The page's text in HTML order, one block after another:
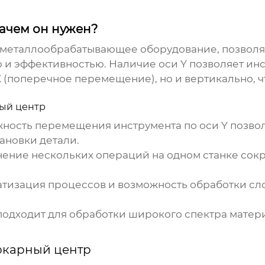
он нужен?
оборудование,
эффективностью. Наличие оси Y позволяет
перемещение), но и вертикально,
центр
перемещения инструмента по оси Y
детали.
нескольких операций на одном станке
процессов и возможность обработки
для обработки широкого спектра
центр